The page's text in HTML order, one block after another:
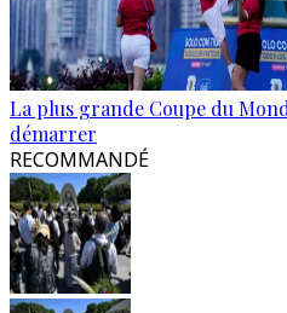
La plus grande Coupe du
démarrer
RECOMMANDÉ